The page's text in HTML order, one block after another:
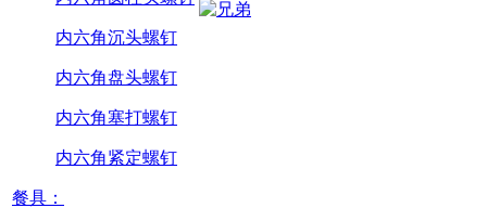
内六角沉头螺钉
内六角盘头螺钉
内六角塞打螺钉
内六角紧定螺钉
餐具：